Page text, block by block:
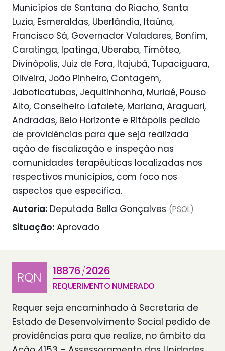
Municípios de Santana do Riacho, Santa
Luzia, Esmeraldas, Uberlândia, Itaúna,
Francisco Sá, Governador Valadares, Bonfim,
Caratinga, Ipatinga, Uberaba, Timóteo,
Divinópolis, Juiz de Fora, Itajubá, Tupaciguara,
Oliveira, João Pinheiro, Contagem,
Jaboticatubas, Jequitinhonha, Muriaé, Pouso
Alto, Conselheiro Lafaiete, Mariana, Araguari,
Andradas, Belo Horizonte e Ritápolis pedido
de providências para que seja realizada
ação de fiscalização e inspeção nas
comunidades terapêuticas localizadas nos
respectivos municípios, com foco nos
aspectos que especifica.
Autoria: Deputada Bella Gonçalves (PSOL)
Situação: Aprovado
RQN 18876/2026
REQUERIMENTO NUMERADO
Requer seja encaminhado à Secretaria de
Estado de Desenvolvimento Social pedido de
providências para que realize, no âmbito da